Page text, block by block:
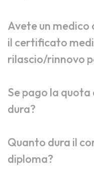
Avete un
il certificato
rilascio/rinnovo
Se pago la quota
dura?
Quanto dura il
diploma?